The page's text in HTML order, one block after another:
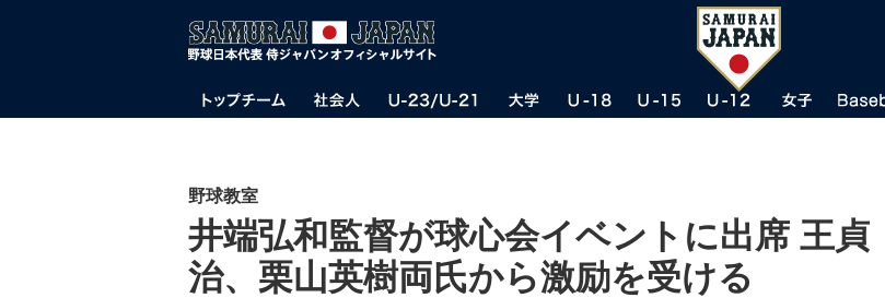
野球教室
井端弘和監督が球心会イベントに出席 王貞
治、栗山英樹両氏から激励を受ける